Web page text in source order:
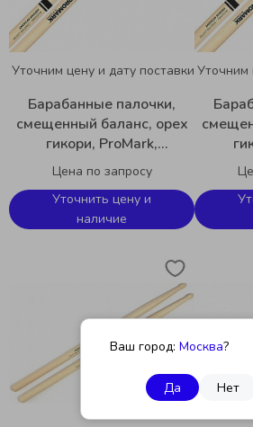
Ваш город: Москва?
Да Нет
Уточним цену и дату поставки
Барабанные палочки,
смещенный баланс, орех
гикори, ProMark,
FBH535TW 7A Select
Forward Balance
Цена по запросу
Уточнить цену и
наличие
Уточним